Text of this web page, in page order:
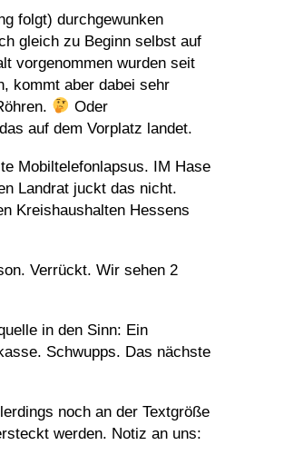
folgt) durchgewunken
gleich zu Beginn selbst auf
vorgenommen wurden seit
kommt aber dabei sehr
Oder
auf dem Vorplatz landet.
Mobiltelefonlapsus. IM Hase
Landrat juckt das nicht.
Kreishaushalten Hessens
Verrückt. Wir sehen 2
in den Sinn: Ein
Schwupps. Das nächste
noch an der Textgröße
werden. Notiz an uns: